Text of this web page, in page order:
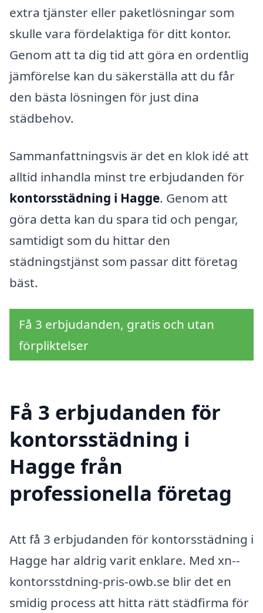
extra tjänster eller paketlösningar som
skulle vara fördelaktiga för ditt kontor.
Genom att ta dig tid att göra en ordentlig
jämförelse kan du säkerställa att du får
den bästa lösningen för just dina
städbehov.
Sammanfattningsvis är det en klok idé att
alltid inhandla minst tre erbjudanden för
kontorsstädning i Hagge. Genom att
göra detta kan du spara tid och pengar,
samtidigt som du hittar den
städningstjänst som passar ditt företag
bäst.
Få 3 erbjudanden, gratis och utan
förpliktelser
Få 3 erbjudanden för
kontorsstädning i
Hagge från
professionella företag
Att få 3 erbjudanden för kontorsstädning i
Hagge har aldrig varit enklare. Med xn--
kontorsstdning-pris-owb.se blir det en
smidig process att hitta rätt städfirma för